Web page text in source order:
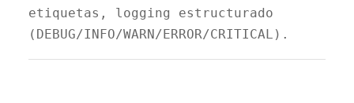
etiquetas, logging estructurado
(DEBUG/INFO/WARN/ERROR/CRITICAL).